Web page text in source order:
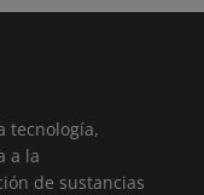
tecnología,
a la
de sustancias